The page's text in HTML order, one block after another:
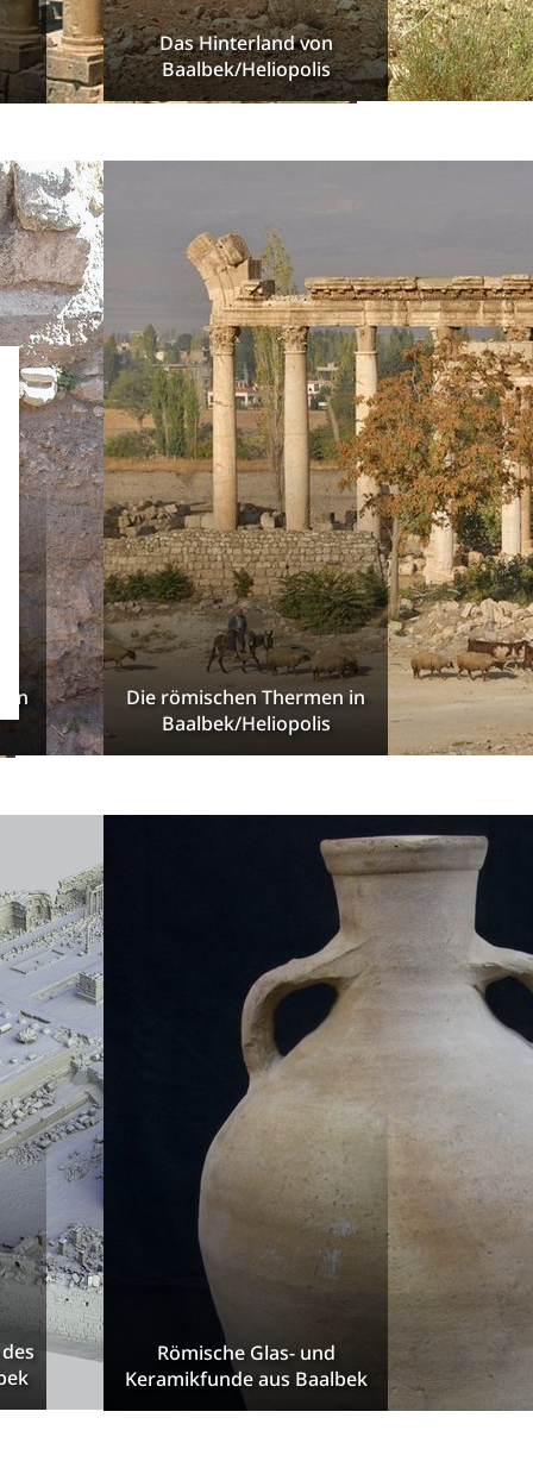
Das Hinterland von
Baalbek/Heliopolis
in
Die römischen Thermen in
Baalbek/Heliopolis
Römische Glas- und
Keramikfunde aus Baalbek